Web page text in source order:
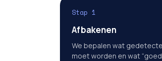
Stap 1
Afbakenen
We bepalen wat
moet worden en wat “goed